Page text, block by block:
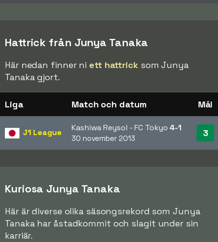
Hattrick från Junya Tanaka
Här nedan finner ni ett hattricksom Junya
Tanaka gjort.
Liga Match och datum Mål
J1 League Kashiwa Reysol - FC Tokyo 4-1
30 november 2013 3
Kuriosa Junya Tanaka
Här är diverse olika säsongsrekord som Junya
Tanaka har åstadkommit och slagit under sin
karriär.